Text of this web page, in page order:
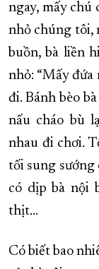
ngay, mấy chú
nhỏ chúng tôi,
buồn, bà liền
nhỏ: “Mấy
đi. Bánh bèo
nấu cháo bù
nhau đi chơi.
tối sung sướng
có dịp bà nội
thịt…
Có biết bao